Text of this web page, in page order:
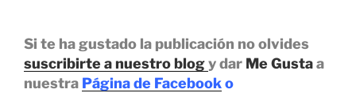
Si te ha gustado la publicación no olvides
suscribirte a nuestro blogy dar Me Gustaa
nuestra Página de Facebooko